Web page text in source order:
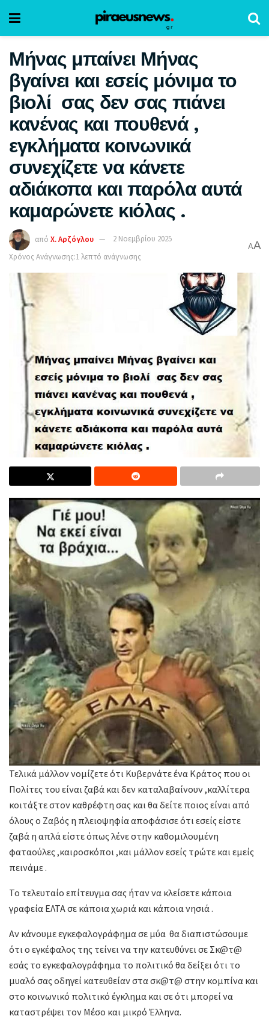
Μήνας μπαίνει Μήνας
βγαίνει και εσείς μόνιμα το
βιολί σας δεν σας πιάνει
κανένας και πουθενά ,
εγκλήματα κοινωνικά
συνεχίζετε να κάνετε
αδιάκοπα και παρόλα αυτά
καμαρώνετε κιόλας .
από Χ. Αρζόγλου
2 Νοεμβρίου 2025
Χρόνος Ανάγνωσης:1 λεπτό ανάγνωσης
AA
Τελικά μάλλον νομίζετε ότι Κυβερνάτε ένα Κράτος που οι
Πολίτες του είναι ζαβά και δεν καταλαβαίνουν ,καλλίτερα
κοιτάξτε στον καθρέφτη σας και θα δείτε ποιος είναι από
όλους ο Ζαβός η πλειοψηφία αποφάσισε ότι εσείς είστε
ζαβά η απλά είστε όπως λένε στην καθομιλουμένη
φαταούλες ,καιροσκόποι ,και μάλλον εσείς τρώτε και εμείς
πεινάμε .
Το τελευταίο επίτευγμα σας ήταν να κλείσετε κάποια
γραφεία ΕΛΤΑ σε κάποια χωριά και κάποια νησιά .
Αν κάνουμε εγκεφαλογράφημα σε μύα θα διαπιστώσουμε
ότι ο εγκέφαλος της τείνει να την κατευθύνει σε Σκ@τ@
εσάς το εγκεφαλογράφημα το πολιτικό θα δείξει ότι το
μυαλό σας οδηγεί κατευθείαν στα σκ@τ@ στην κομπίνα και
στο κοινωνικό πολιτικό έγκλημα και σε ότι μπορεί να
καταστρέψει τον Μέσο και μικρό Έλληνα.